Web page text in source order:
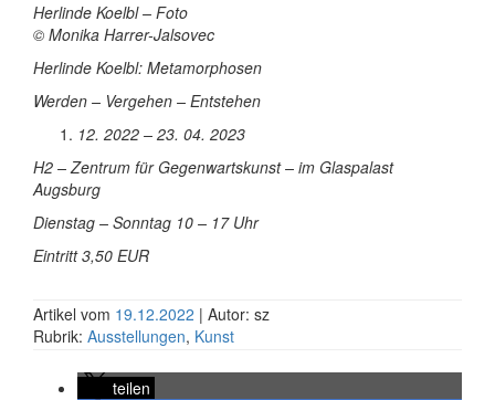
Herlinde Koelbl – Foto
© Monika Harrer-Jalsovec
Herlinde Koelbl: Metamorphosen
Werden – Vergehen – Entstehen
12. 2022 – 23. 04. 2023
H2 – Zentrum für Gegenwartskunst – im Glaspalast
Augsburg
Dienstag – Sonntag 10 – 17 Uhr
Eintritt 3,50 EUR
Artikel vom 19.12.2022 | Autor: sz
Rubrik: Ausstellungen, Kunst
teilen